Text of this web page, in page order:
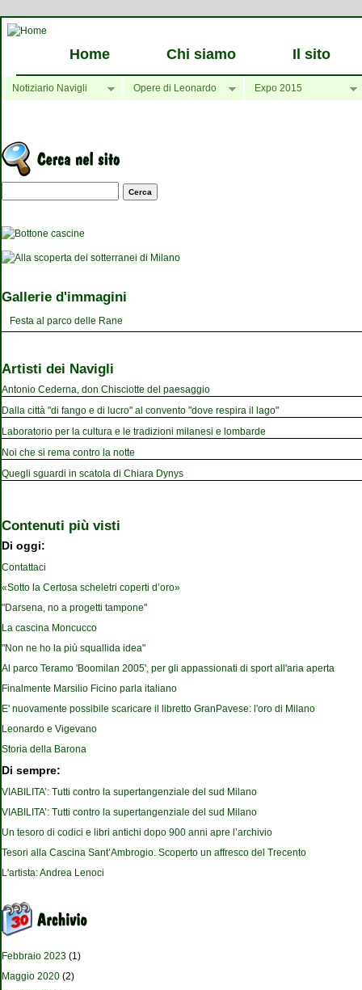
Home Chi siamo Il sito
Notiziario Navigli Opere di Leonardo Expo 2015
Maschera di ricerca
Gallerie d'immagini
Festa al parco delle Rane
Artisti dei Navigli
Antonio Cederna, don Chisciotte del paesaggio
Dalla città "di fango e di lucro" al convento "dove respira il lago"
Laboratorio per la cultura e le tradizioni milanesi e lombarde
Noi che si rema contro la notte
Quegli sguardi in scatola di Chiara Dynys
Contenuti più visti
Di oggi:
Contattaci
«Sotto la Certosa scheletri coperti d’oro»
"Darsena, no a progetti tampone"
La cascina Moncucco
"Non ne ho la più squallida idea"
Al parco Teramo 'Boomilan 2005', per gli appassionati di sport all'aria aperta
Finalmente Marsilio Ficino parla italiano
E' nuovamente possibile scaricare il libretto GranPavese: l'oro di Milano
Leonardo e Vigevano
Storia della Barona
Di sempre:
VIABILITA’: Tutti contro la supertangenziale del sud Milano
VIABILITA’: Tutti contro la supertangenziale del sud Milano
Un tesoro di codici e libri antichi dopo 900 anni apre l’archivio
Tesori alla Cascina Sant’Ambrogio. Scoperto un affresco del Trecento
L'artista: Andrea Lenoci
Febbraio 2023 (1)
Maggio 2020 (2)